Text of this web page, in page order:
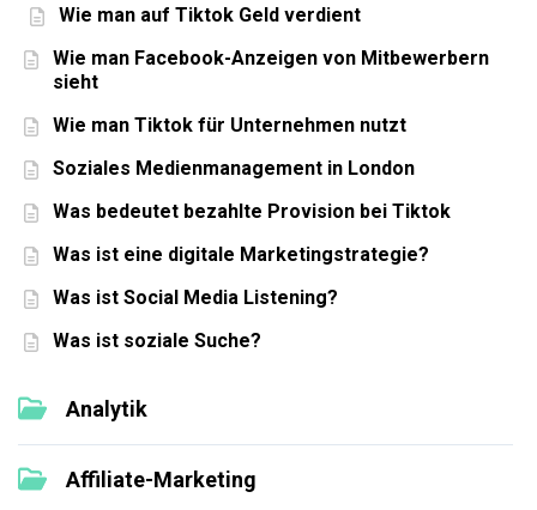
Wie man auf Tiktok Geld verdient
Wie man Facebook-Anzeigen von Mitbewerbern
sieht
Wie man Tiktok für Unternehmen nutzt
Soziales Medienmanagement in London
Was bedeutet bezahlte Provision bei Tiktok
Was ist eine digitale Marketingstrategie?
Was ist Social Media Listening?
Was ist soziale Suche?
Analytik
Affiliate-Marketing